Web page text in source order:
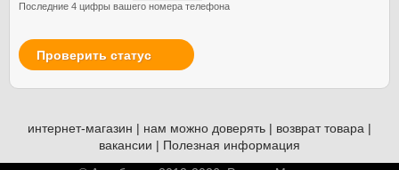
Последние 4 цифры вашего номера телефона
Проверить статус
интернет-магазин | нам можно доверять | возврат товара |
вакансии | Полезная информация